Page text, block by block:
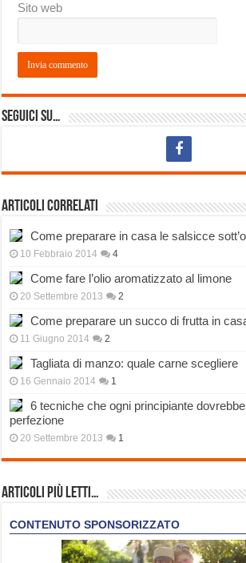
Sito web
Seguici su…
Articoli correlati
Come preparare in casa le salsicce
10 Febbraio 2014 4
Come fare l’olio aromatizzato al limone
20 Settembre 2013 2
Come preparare un succo di frutta in
11 Giugno 2014 2
Tagliata di manzo: quale carne scegliere
16 Gennaio 2014 1
6 tecniche che ogni principiante
perfezione
20 Settembre 2013 1
Articoli più Letti…